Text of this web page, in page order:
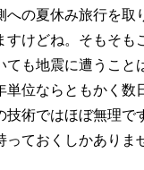
への夏休み旅行を取
すけどね。そもそも
ても地震に遭うこと
単位ならともかく数
技術ではほぼ無理で
ておくしかありま